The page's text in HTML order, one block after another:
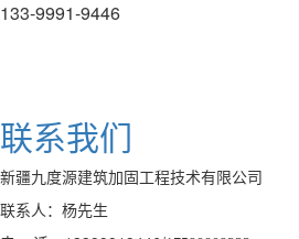
133-9991-9446
联系我们
新疆九度源建筑加固工程技术有限公司
联系人：杨先生